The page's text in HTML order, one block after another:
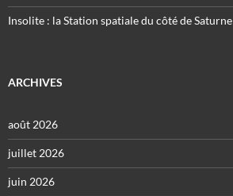
Insolite : la Station spatiale du côté de Saturne
ARCHIVES
août 2026
juillet 2026
juin 2026